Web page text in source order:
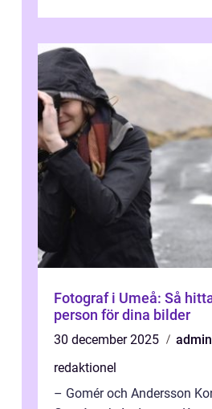
Fotograf i Umeå: Så
person för dina bilder
30 december 2025
admin
redaktionel
– Gomér och Andersson